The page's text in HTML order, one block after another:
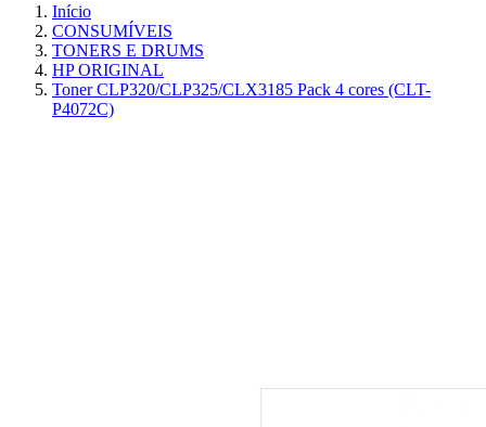
Início
CONSUMÍVEIS
TONERS E DRUMS
HP ORIGINAL
Toner CLP320/CLP325/CLX3185 Pack 4 cores (CLT-
P4072C)